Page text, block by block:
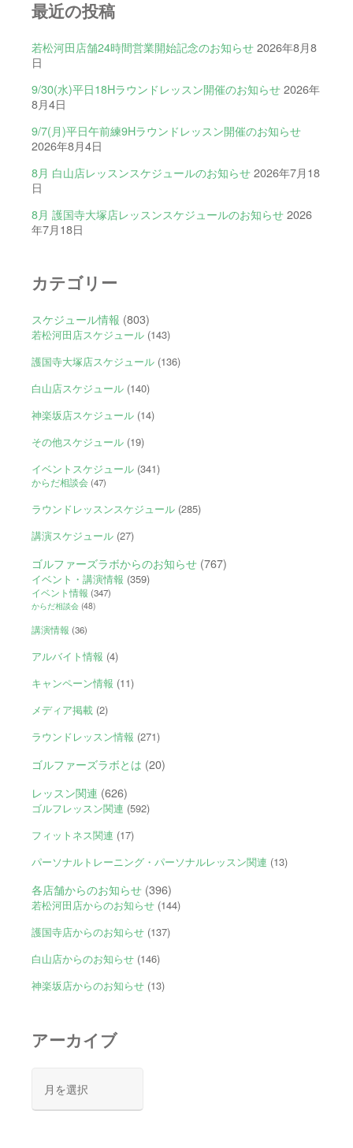
最近の投稿
若松河田店舗24時間営業開始記念のお知らせ 2026年8月8
日
9/30(水)平日18Hラウンドレッスン開催のお知らせ 2026年
8月4日
9/7(月)平日午前練9Hラウンドレッスン開催のお知らせ
2026年8月4日
8月 白山店レッスンスケジュールのお知らせ 2026年7月18
日
8月 護国寺大塚店レッスンスケジュールのお知らせ 2026
年7月18日
カテゴリー
スケジュール情報 (803)
若松河田店スケジュール(143)
護国寺大塚店スケジュール(136)
白山店スケジュール(140)
神楽坂店スケジュール(14)
その他スケジュール(19)
イベントスケジュール(341)
からだ相談会(47)
ラウンドレッスンスケジュール(285)
講演スケジュール(27)
ゴルファーズラボからのお知らせ(767)
イベント・講演情報 (359)
イベント情報 (347)
からだ相談会(48)
講演情報 (36)
アルバイト情報 (4)
キャンペーン情報 (11)
メディア掲載(2)
ラウンドレッスン情報 (271)
ゴルファーズラボとは (20)
レッスン関連 (626)
ゴルフレッスン関連 (592)
フィットネス関連 (17)
パーソナルトレーニング・パーソナルレッスン関連 (13)
各店舗からのお知らせ(396)
若松河田店からのお知らせ(144)
護国寺店からのお知らせ(137)
白山店からのお知らせ(146)
神楽坂店からのお知らせ(13)
アーカイブ
カ